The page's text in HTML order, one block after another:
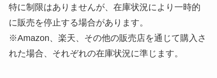
特に制限はありませんが、在庫状況により一時的
に販売を停止する場合があります。
※Amazon、楽天、その他の販売店を通じて購入さ
れた場合、それぞれの在庫状況に準じます。